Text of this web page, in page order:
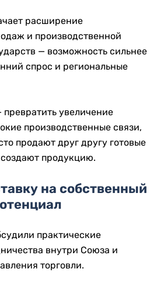
расширение
и производственной
— возможность сильнее
спрос и региональные
увеличение
производственные связи,
продают друг другу готовые
продукцию.
на собственный
практические
внутри Союза и
торговли.